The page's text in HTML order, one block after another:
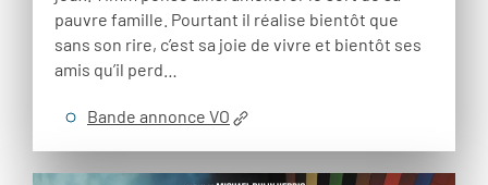
pauvre famille. Pourtant il réalise bientôt que
sans son rire, c’est sa joie de vivre et bientôt ses
amis qu’il perd…
Bande annonce VO